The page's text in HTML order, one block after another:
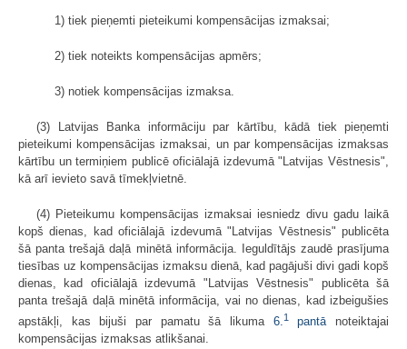
1) tiek pieņemti pieteikumi kompensācijas izmaksai;
2) tiek noteikts kompensācijas apmērs;
3) notiek kompensācijas izmaksa.
(3) Latvijas Banka informāciju par kārtību, kādā tiek pieņemti
pieteikumi kompensācijas izmaksai, un par kompensācijas izmaksas
kārtību un termiņiem publicē oficiālajā izdevumā "Latvijas Vēstnesis",
kā arī ievieto savā tīmekļvietnē.
(4) Pieteikumu kompensācijas izmaksai iesniedz divu gadu laikā
kopš dienas, kad oficiālajā izdevumā "Latvijas Vēstnesis" publicēta
šā panta trešajā daļā minētā informācija. Ieguldītājs zaudē prasījuma
tiesības uz kompensācijas izmaksu dienā, kad pagājuši divi gadi kopš
dienas, kad oficiālajā izdevumā "Latvijas Vēstnesis" publicēta šā
panta trešajā daļā minētā informācija, vai no dienas, kad izbeigušies
apstākļi, kas bijuši par pamatu šā likuma 6.1pantānoteiktajai
kompensācijas izmaksas atlikšanai.